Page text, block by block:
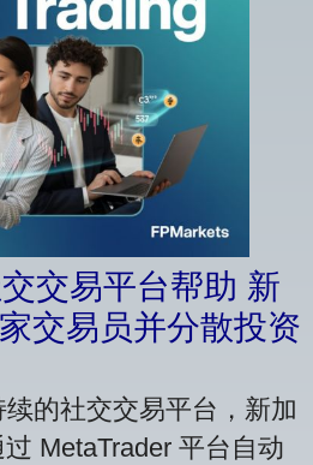
交易平台帮助 新
交易员并分散投资
的社交交易平台，新加
MetaTrader 平台自动